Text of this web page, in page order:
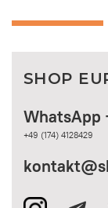
+49 (174) 4128429
SHOP